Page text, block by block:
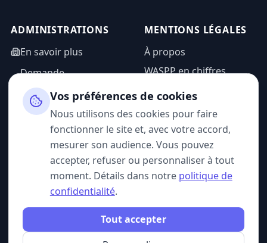
ADMINISTRATIONS
En savoir plus
Demande
d'information
Espace admin
MENTIONS LÉGALES
À propos
WASPP en chiffres
Mentions légales
Politique de
confidentialité
CGU
SUIVEZ-NOUS
Vos préférences de cookies
Nous utilisons des cookies pour faire
fonctionner le site et, avec votre accord,
mesurer son audience. Vous pouvez
accepter, refuser ou personnaliser à tout
moment. Détails dans notre politique de
confidentialité.
Tout accepter